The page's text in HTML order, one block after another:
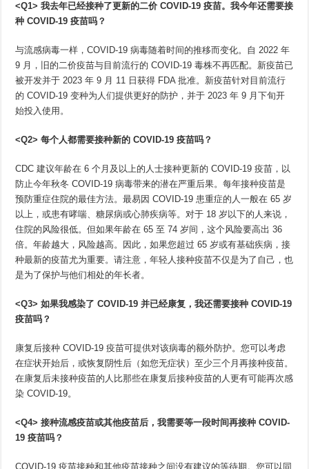
<Q1>我去年已经接种了更新的二价 COVID-19疫苗。我今年还需要接
种 COVID-19疫苗吗？
与流感病毒一样，COVID-19 病毒随着时间的推移而变化。自 2022 年
9 月，旧的二价疫苗与目前流行的 COVID-19 毒株不再匹配。新疫苗已
被开发并于 2023 年 9 月 11 日获得 FDA 批准。新疫苗针对目前流行
的 COVID-19 变种为人们提供更好的防护，并于 2023 年 9 月下旬开
始投入使用。
<Q2>每个人都需要接种新的 COVID-19疫苗吗？
CDC 建议年龄在 6 个月及以上的人士接种更新的 COVID-19 疫苗，以
防止今年秋冬 COVID-19 病毒带来的潜在严重后果。每年接种疫苗是
预防重症住院的最佳方法。最易因 COVID-19 患重症的人一般在 65 岁
以上，或患有哮喘、糖尿病或心肺疾病等。对于 18 岁以下的人来说，
住院的风险很低。但如果年龄在 65 至 74 岁间，这个风险要高出 36
倍。年龄越大，风险越高。因此，如果您超过 65 岁或有基础疾病，接
种最新的疫苗尤为重要。请注意，年轻人接种疫苗不仅是为了自己，也
是为了保护与他们相处的年长者。
<Q3>如果我感染了 COVID-19并已经康复，我还需要接种 COVID-19
疫苗吗？
康复后接种 COVID-19 疫苗可提供对该病毒的额外防护。您可以考虑
在症状开始后，或恢复阴性后（如您无症状）至少三个月再接种疫苗。
在康复后未接种疫苗的人比那些在康复后接种疫苗的人更有可能再次感
染 COVID-19。
<Q4>接种流感疫苗或其他疫苗后，我需要等一段时间再接种 COVID-
19疫苗吗？
COVID-19 疫苗接种和其他疫苗接种之间没有建议的等待期。您可以同